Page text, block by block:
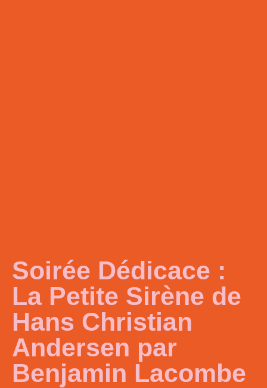
Soirée Dédicace :
La Petite Sirène de
Hans Christian
Andersen par
Benjamin Lacombe